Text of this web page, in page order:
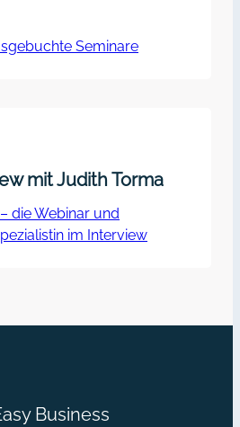
Seminare
mit Judith Torma
die Webinar und
im Interview
Business